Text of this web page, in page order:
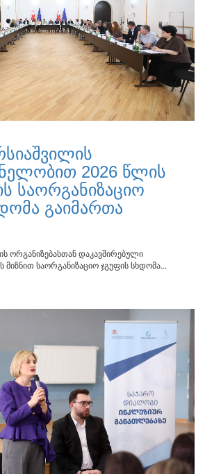
2026 წლის
საორგანიზაციო
გაიმართა
ორგანიზებასთან დაკავშირებული
მიზნით საორგანიზაციო ჯგუფის სხდომა...